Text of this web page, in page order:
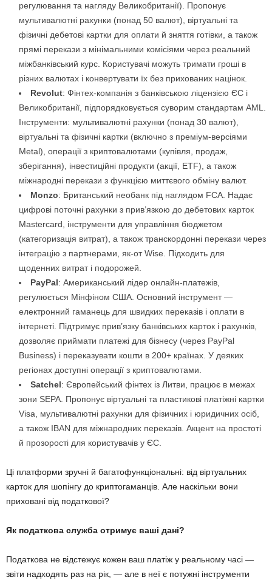
регулювання та нагляду Великобританії). Пропонує
мультивалютні рахунки (понад 50 валют), віртуальні та
фізичні дебетові картки для оплати й зняття готівки, а також
прямі перекази з мінімальними комісіями через реальний
міжбанківський курс. Користувачі можуть тримати гроші в
різних валютах і конвертувати їх без прихованих націнок.
Revolut: Фінтех-компанія з банківською ліцензією ЄС і
Великобританії, підпорядковується суворим стандартам AML.
Інструменти: мультивалютні рахунки (понад 30 валют),
віртуальні та фізичні картки (включно з преміум-версіями
Metal), операції з криптовалютами (купівля, продаж,
зберігання), інвестиційні продукти (акції, ETF), а також
міжнародні перекази з функцією миттєвого обміну валют.
Monzo: Британський необанк під наглядом FCA. Надає
цифрові поточні рахунки з прив’язкою до дебетових карток
Mastercard, інструменти для управління бюджетом
(категоризація витрат), а також транскордонні перекази через
інтеграцію з партнерами, як-от Wise. Підходить для
щоденних витрат і подорожей.
PayPal: Американський лідер онлайн-платежів,
регулюється Мінфіном США. Основний інструмент —
електронний гаманець для швидких переказів і оплати в
інтернеті. Підтримує прив’язку банківських карток і рахунків,
дозволяє приймати платежі для бізнесу (через PayPal
Business) і переказувати кошти в 200+ країнах. У деяких
регіонах доступні операції з криптовалютами.
Satchel: Європейський фінтех із Литви, працює в межах
зони SEPA. Пропонує віртуальні та пластикові платіжні картки
Visa, мультивалютні рахунки для фізичних і юридичних осіб,
а також IBAN для міжнародних переказів. Акцент на простоті
й прозорості для користувачів у ЄС.
Ці платформи зручні й багатофункціональні: від віртуальних
карток для шопінгу до криптогаманців. Але наскільки вони
приховані від податкової?
Як податкова служба отримує ваші дані?
Податкова не відстежує кожен ваш платіж у реальному часі —
звіти надходять раз на рік, — але в неї є потужні інструменти